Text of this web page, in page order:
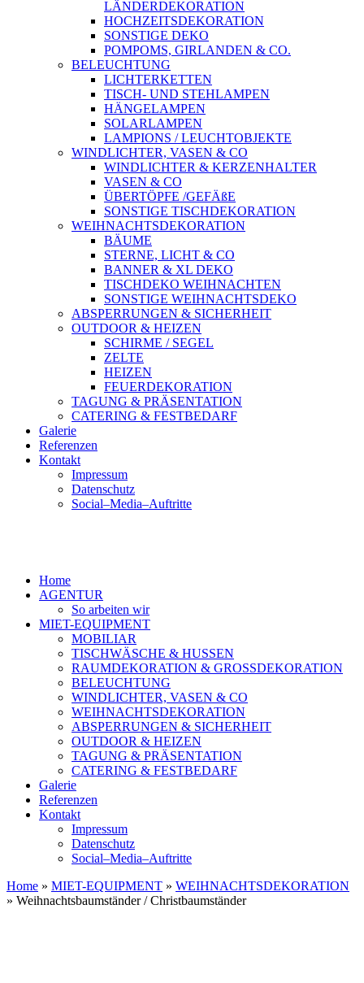
LÄNDERDEKORATION
HOCHZEITSDEKORATION
SONSTIGE DEKO
POMPOMS, GIRLANDEN & CO.
BELEUCHTUNG
LICHTERKETTEN
TISCH- UND STEHLAMPEN
HÄNGELAMPEN
SOLARLAMPEN
LAMPIONS / LEUCHTOBJEKTE
WINDLICHTER, VASEN & CO
WINDLICHTER & KERZENHALTER
VASEN & CO
ÜBERTÖPFE /GEFÄßE
SONSTIGE TISCHDEKORATION
WEIHNACHTSDEKORATION
BÄUME
STERNE, LICHT & CO
BANNER & XL DEKO
TISCHDEKO WEIHNACHTEN
SONSTIGE WEIHNACHTSDEKO
ABSPERRUNGEN & SICHERHEIT
OUTDOOR & HEIZEN
SCHIRME / SEGEL
ZELTE
HEIZEN
FEUERDEKORATION
TAGUNG & PRÄSENTATION
CATERING & FESTBEDARF
Galerie
Referenzen
Kontakt
Impressum
Datenschutz
Social–Media–Auftritte
Home
AGENTUR
So arbeiten wir
MIET-EQUIPMENT
MOBILIAR
TISCHWÄSCHE & HUSSEN
RAUMDEKORATION & GROSSDEKORATION
BELEUCHTUNG
WINDLICHTER, VASEN & CO
WEIHNACHTSDEKORATION
ABSPERRUNGEN & SICHERHEIT
OUTDOOR & HEIZEN
TAGUNG & PRÄSENTATION
CATERING & FESTBEDARF
Galerie
Referenzen
Kontakt
Impressum
Datenschutz
Social–Media–Auftritte
Home » MIET-EQUIPMENT » WEIHNACHTSDEKORATION
» Weihnachtsbaumständer / Christbaumständer